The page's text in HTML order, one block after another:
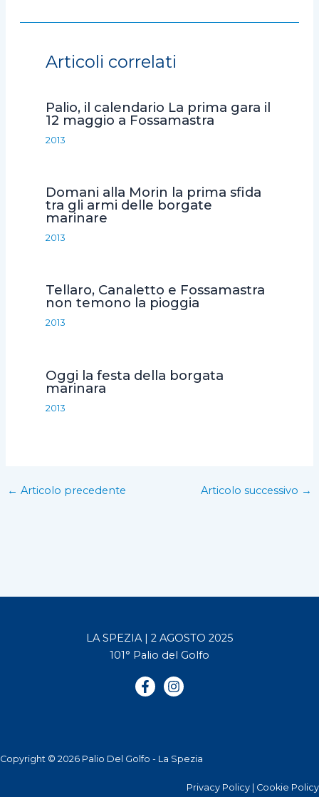
c
b
o
i
t
r
a
s
p
a
l
n
i
i
Articoli correlati
Palio, il calendario La prima gara il
12 maggio a Fossamastra
2013
Domani alla Morin la prima sfida
tra gli armi delle borgate
marinare
2013
Tellaro, Canaletto e Fossamastra
non temono la pioggia
2013
Oggi la festa della borgata
marinara
2013
← Articolo precedente Articolo successivo →
LA SPEZIA | 2 AGOSTO 2025
101° Palio del Golfo
Copyright © 2026 Palio Del Golfo - La Spezia
Privacy Policy Cookie Policy